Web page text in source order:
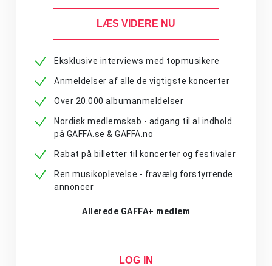
LÆS VIDERE NU
Eksklusive interviews med topmusikere
Anmeldelser af alle de vigtigste koncerter
Over 20.000 albumanmeldelser
Nordisk medlemskab - adgang til al indhold
på GAFFA.se & GAFFA.no
Rabat på billetter til koncerter og festivaler
Ren musikoplevelse - fravælg forstyrrende
annoncer
Allerede GAFFA+ medlem
LOG IN